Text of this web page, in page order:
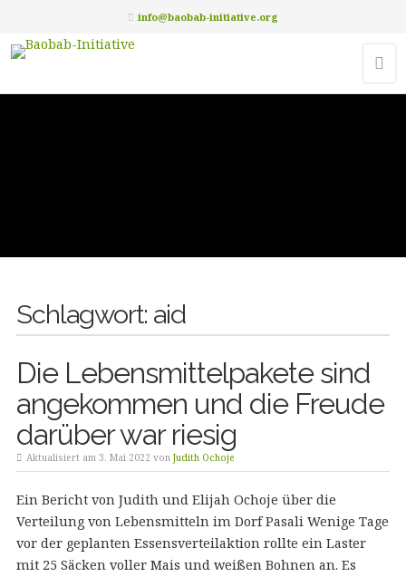
info@baobab-initiative.org
Schlagwort: aid
Die Lebensmittelpakete sind
angekommen und die Freude
darüber war riesig
Aktualisiert am 3. Mai 2022 von Judith Ochoje
Ein Bericht von Judith und Elijah Ochoje über die
Verteilung von Lebensmitteln im Dorf Pasali Wenige Tage
vor der geplanten Essensverteilaktion rollte ein Laster
mit 25 Säcken voller Mais und weißen Bohnen an. Es